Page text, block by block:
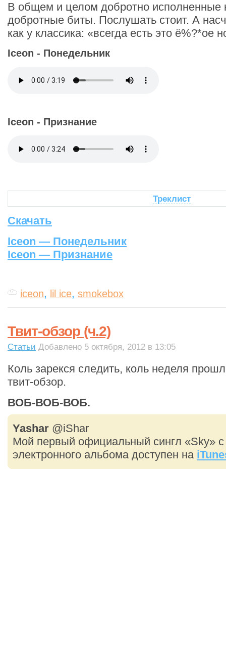
В общем и целом добротно исполненные
добротные биты. Послушать стоит. А
как у классика: «всегда есть это ё%?*ое
Iceon - Понедельник
Iceon - Признание
Треклист
Скачать
Iceon — Понедельник
Iceon — Признание
iceon, lil ice, smokebox
Твит-обзор (ч.2)
Статьи Добавлено 5 октября, 2012 в 13:05
Коль зарекся следить, коль неделя
твит-обзор.
ВОБ-ВОБ-ВОБ.
Yashar ‏@iShar
Мой первый официальный сингл «Sky» с
электронного альбома доступен на